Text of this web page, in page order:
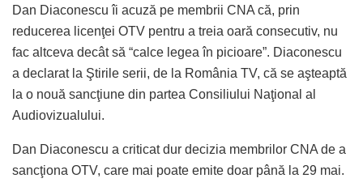
Dan Diaconescu îi acuză pe membrii CNA că, prin
reducerea licenţei OTV pentru a treia oară consecutiv, nu
fac altceva decât să “calce legea în picioare”. Diaconescu
a declarat la Ştirile serii, de la România TV, că se aşteaptă
la o nouă sancţiune din partea Consiliului Naţional al
Audiovizualului.
Dan Diaconescu a criticat dur decizia membrilor CNA de a
sancţiona OTV, care mai poate emite doar până la 29 mai.